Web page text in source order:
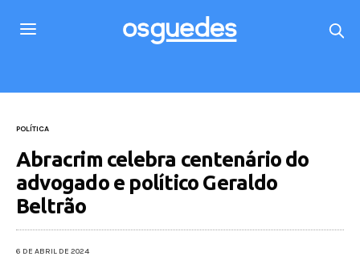
POLÍTICA
Abracrim celebra centenário do
advogado e político Geraldo
Beltrão
6 DE ABRIL DE 2024